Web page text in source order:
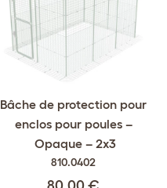
Bâche de protection pour
enclos pour poules –
Opaque – 2x3
810.0402